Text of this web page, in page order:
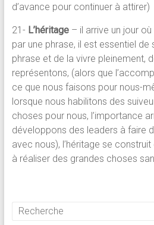
d’avance pour continuer à attirer)
21- L’héritage – il arrive un jour
par une phrase, il est essentiel
phrase et de la vivre pleinement,
représentons, (alors que
ce que nous faisons pour nous-
lorsque nous habilitons des
choses pour nous, l’importance
développons des leaders à faire
avec nous), l’héritage se
à réaliser des grandes choses